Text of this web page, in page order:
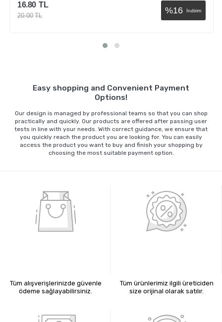
%16 İndirim
16.80 TL
20.00 TL
Easy shopping and Convenient Payment
Options!
Our design is managed by professional teams so that you can shop
practically and quickly. Our products are offered after passing user
tests in line with your needs. With correct guidance, we ensure that
you quickly reach the product you are looking for. You can easily
access the product you want to buy and finish your shopping by
choosing the most suitable payment option.
Tüm alışverişlerinizde güvenle
ödeme sağlayabilirsiniz.
Tüm ürünlerimiz ilgili üreticiden
size orijinal olarak satılır.